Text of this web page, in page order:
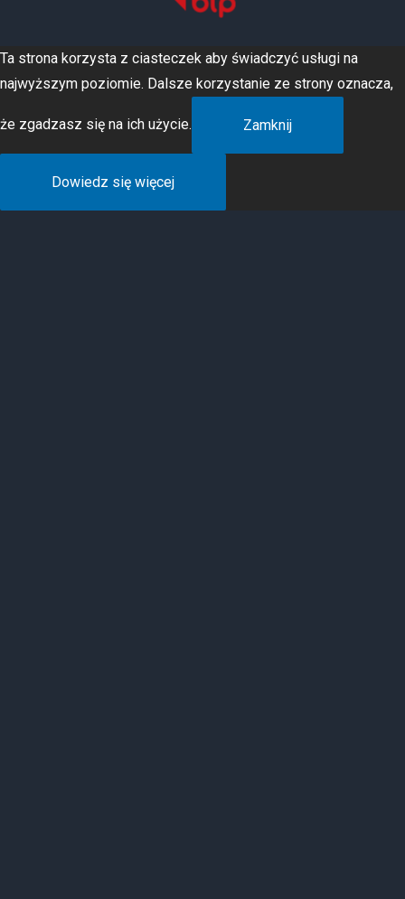
Ta strona korzysta z ciasteczek aby świadczyć usługi na
najwyższym poziomie. Dalsze korzystanie ze strony oznacza,
że zgadzasz się na ich użycie. Zamknij
Dowiedz się więcej